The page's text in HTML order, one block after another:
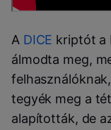
A DICE kriptót a
álmodta meg,
tegyék meg a
alapították, de